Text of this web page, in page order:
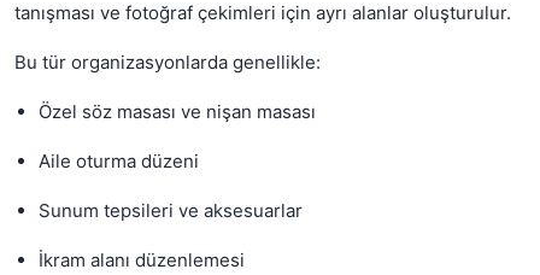
tanışması ve fotoğraf çekimleri için ayrı alanlar oluşturulur.
Bu tür organizasyonlarda genellikle:
Özel söz masası ve nişan masası
Aile oturma düzeni
Sunum tepsileri ve aksesuarlar
İkram alanı düzenlemesi